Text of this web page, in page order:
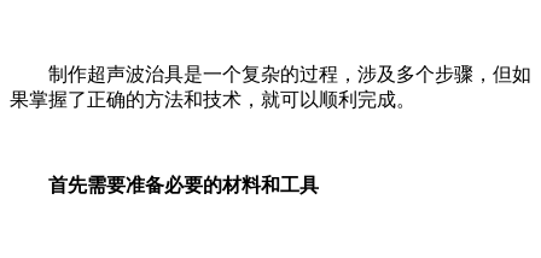
制作超声波治具是一个复杂的过程，涉及多个步骤，但如
果掌握了正确的方法和技术，就可以顺利完成。
首先需要准备必要的材料和工具